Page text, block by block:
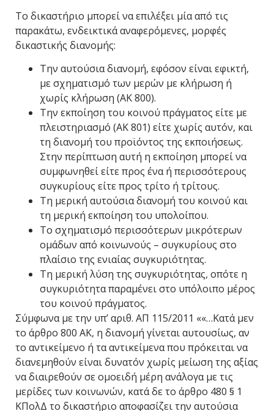
Το δικαστήριο μπορεί να επιλέξει μία από τις
παρακάτω, ενδεικτικά αναφερόμενες, μορφές
δικαστικής διανομής:
Την αυτούσια διανομή, εφόσον είναι εφικτή,
με σχηματισμό των μερών με κλήρωση ή
χωρίς κλήρωση (ΑΚ 800).
Την εκποίηση του κοινού πράγματος είτε με
πλειστηριασμό (ΑΚ 801) είτε χωρίς αυτόν, και
τη διανομή του προϊόντος της εκποιήσεως.
Στην περίπτωση αυτή η εκποίηση μπορεί να
συμφωνηθεί είτε προς ένα ή περισσότερους
συγκυρίους είτε προς τρίτο ή τρίτους.
Τη μερική αυτούσια διανομή του κοινού και
τη μερική εκποίηση του υπολοίπου.
Το σχηματισμό περισσότερων μικρότερων
ομάδων από κοινωνούς – συγκυρίους στο
πλαίσιο της ενιαίας συγκυριότητας.
Τη μερική λύση της συγκυριότητας, οπότε η
συγκυριότητα παραμένει στο υπόλοιπο μέρος
του κοινού πράγματος.
Σύμφωνα με την υπ’ αριθ. ΑΠ 115/2011 ««…Κατά μεν
το άρθρο 800 ΑΚ, η διανομή γίνεται αυτουσίως, αν
το αντικείμενο ή τα αντικείμενα που πρόκειται να
διανεμηθούν είναι δυνατόν χωρίς μείωση της αξίας
να διαιρεθούν σε ομοειδή μέρη ανάλογα με τις
μερίδες των κοινωνών, κατά δε το άρθρο 480 § 1
ΚΠολΔ το δικαστήριο αποφασίζει την αυτούσια